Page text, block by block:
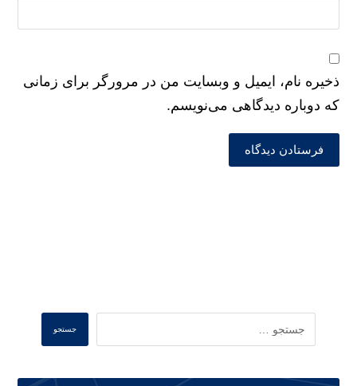
ذخیره نام، ایمیل و وبسایت من در مرورگر برای زمانی
که دوباره دیدگاهی می‌نویسم.
فرستادن دیدگاه
جستجو